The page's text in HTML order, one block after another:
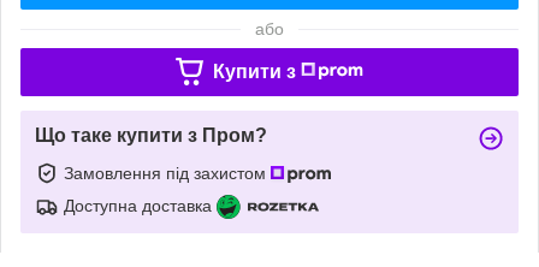
або
Купити з
Що таке купити з Пром?
Замовлення під захистом
Доступна доставка